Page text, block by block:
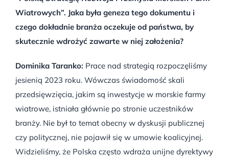
Wiatrowych”. Jaka była geneza tego dokumentu i
czego dokładnie branża oczekuje od państwa, by
skutecznie wdrożyć zawarte w niej założenia?
Dominika Taranko: Prace nad strategią rozpoczęliśmy
jesienią 2023 roku. Wówczas świadomość skali
przedsięwzięcia, jakim są inwestycje w morskie farmy
wiatrowe, istniała głównie po stronie uczestników
branży. Nie był to temat obecny w dyskusji publicznej
czy politycznej, nie pojawił się w umowie koalicyjnej.
Widzieliśmy, że Polska często wdraża unijne dyrektywy